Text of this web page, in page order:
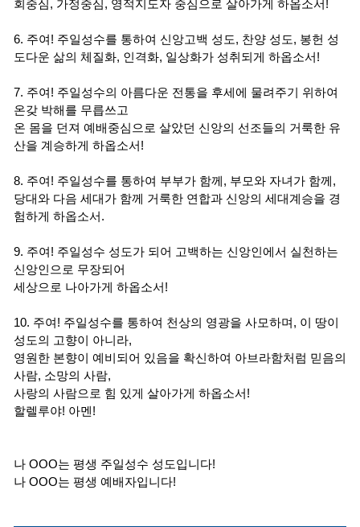
회중심, 가정중심, 영적지도자 중심으로 살아가게 하옵소서!
6. 주여! 주일성수를 통하여 신앙고백 성도, 찬양 성도, 봉헌 성
도다운 삶의 체질화, 인격화, 일상화가 성취되게 하옵소서!
7. 주여! 주일성수의 아름다운 전통을 후세에 물려주기 위하여
온갖 박해를 무릅쓰고
온 몸을 던져 예배중심으로 살았던 신앙의 선조들의 거룩한 유
산을 계승하게 하옵소서!
8. 주여! 주일성수를 통하여 부부가 함께, 부모와 자녀가 함께,
당대와 다음 세대가 함께 거룩한 연합과 신앙의 세대계승을 경
험하게 하옵소서.
9. 주여! 주일성수 성도가 되어 고백하는 신앙인에서 실천하는
신앙인으로 무장되어
세상으로 나아가게 하옵소서!
10. 주여! 주일성수를 통하여 천상의 영광을 사모하며, 이 땅이
성도의 고향이 아니라,
영원한 본향이 예비되어 있음을 확신하여 아브라함처럼 믿음의
사람, 소망의 사람,
사랑의 사람으로 힘 있게 살아가게 하옵소서!
할렐루야! 아멘!
나 OOO는 평생 주일성수 성도입니다!
나 OOO는 평생 예배자입니다!